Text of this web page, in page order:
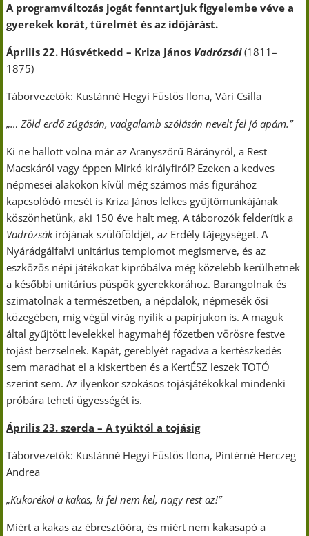
A programváltozás jogát fenntartjuk figyelembe véve a
gyerekek korát, türelmét és az időjárást.
Április 22. Húsvétkedd – Kriza János Vadrózsái(1811–
1875)
Táborvezetők: Kustánné Hegyi Füstös Ilona, Vári Csilla
„… Zöld erdő zúgásán, vadgalamb szólásán nevelt fel jó apám.”
Ki ne hallott volna már az Aranyszőrű Bárányról, a Rest
Macskáról vagy éppen Mirkó királyfiról? Ezeken a kedves
népmesei alakokon kívül még számos más figurához
kapcsolódó mesét is Kriza János lelkes gyűjtőmunkájának
köszönhetünk, aki 150 éve halt meg. A táborozók felderítik a
Vadrózsákírójának szülőföldjét, az Erdély tájegységet. A
Nyárádgálfalvi unitárius templomot megismerve, és az
eszközös népi játékokat kipróbálva még közelebb kerülhetnek
a későbbi unitárius püspök gyerekkorához. Barangolnak és
szimatolnak a természetben, a népdalok, népmesék ősi
közegében, míg végül virág nyílik a papírjukon is. A maguk
által gyűjtött levelekkel hagymahéj főzetben vörösre festve
tojást berzselnek. Kapát, gereblyét ragadva a kertészkedés
sem maradhat el a kiskertben és a KertÉSZ leszek TOTÓ
szerint sem. Az ilyenkor szokásos tojásjátékokkal mindenki
próbára teheti ügyességét is.
Április 23. szerda – A tyúktól a tojásig
Táborvezetők: Kustánné Hegyi Füstös Ilona, Pintérné Herczeg
Andrea
„Kukorékol a kakas, ki fel nem kel, nagy rest az!”
Miért a kakas az ébresztőóra, és miért nem kakasapó a